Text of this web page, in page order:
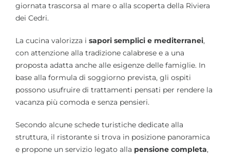
giornata trascorsa al mare o alla scoperta della Riviera
dei Cedri.
La cucina valorizza i sapori semplici e mediterranei,
con attenzione alla tradizione calabrese e a una
proposta adatta anche alle esigenze delle famiglie. In
base alla formula di soggiorno prevista, gli ospiti
possono usufruire di trattamenti pensati per rendere la
vacanza più comoda e senza pensieri.
Secondo alcune schede turistiche dedicate alla
struttura, il ristorante si trova in posizione panoramica
e propone un servizio legato alla pensione completa,